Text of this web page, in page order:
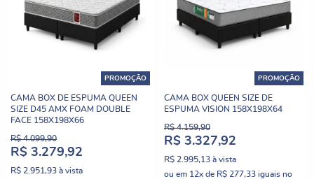
PROMOÇÃO
CAMA BOX DE ESPUMA QUEEN
SIZE D45 AMX FOAM DOUBLE
FACE 158X198X66
R$ 4.099,90
R$ 3.279,92
R$ 2.951,93 à vista
PROMOÇÃO
CAMA BOX QUEEN SIZE DE
ESPUMA VISION 158X198X64
R$ 4.159,90
R$ 3.327,92
R$ 2.995,13 à vista
ou em 12x de R$ 277,33 iguais no